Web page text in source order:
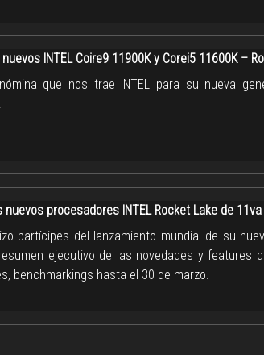
INTEL Coire9 11900K y Corei5 11600K –
que nos trae INTEL para su nueva
nuevos procesadores INTEL Rocket Lake de
partícipes del lanzamiento mundial de su
ejecutivo de las novedades y features
benchmarkings hasta el 30 de marzo.